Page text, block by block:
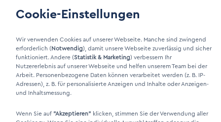
Xing Link
Cookie-Einstellungen
Wir verwenden Cookies auf unserer Webseite. Manche sind zwingend
erforderlich (Notwendig), damit unsere Webseite zuverlässig und sicher
funktioniert. Andere (Statistik & Marketing) verbessern Ihr
Nutzererlebnis auf unserer Webseite und helfen unserem Team bei der
Arbeit. Personenbezogene Daten können verarbeitet werden (z. B. IP-
Adressen), z. B. für personalisierte Anzeigen und Inhalte oder Anzeigen-
und Inhaltsmessung.
Wenn Sie auf "Akzeptieren" klicken, stimmen Sie der Verwendung aller